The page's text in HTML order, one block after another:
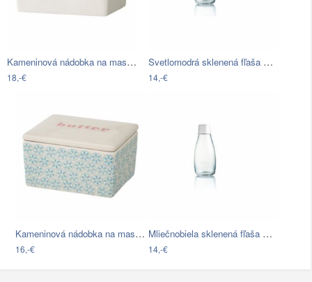
Kameninová nádobka na maslo s viečkom z…
18,-€
Svetlomodrá sklenená fľaša ReTap s…
14,-€
Kameninová nádobka na maslo…
16,-€
Mliečnobiela sklenená fľaša ReTap s…
14,-€